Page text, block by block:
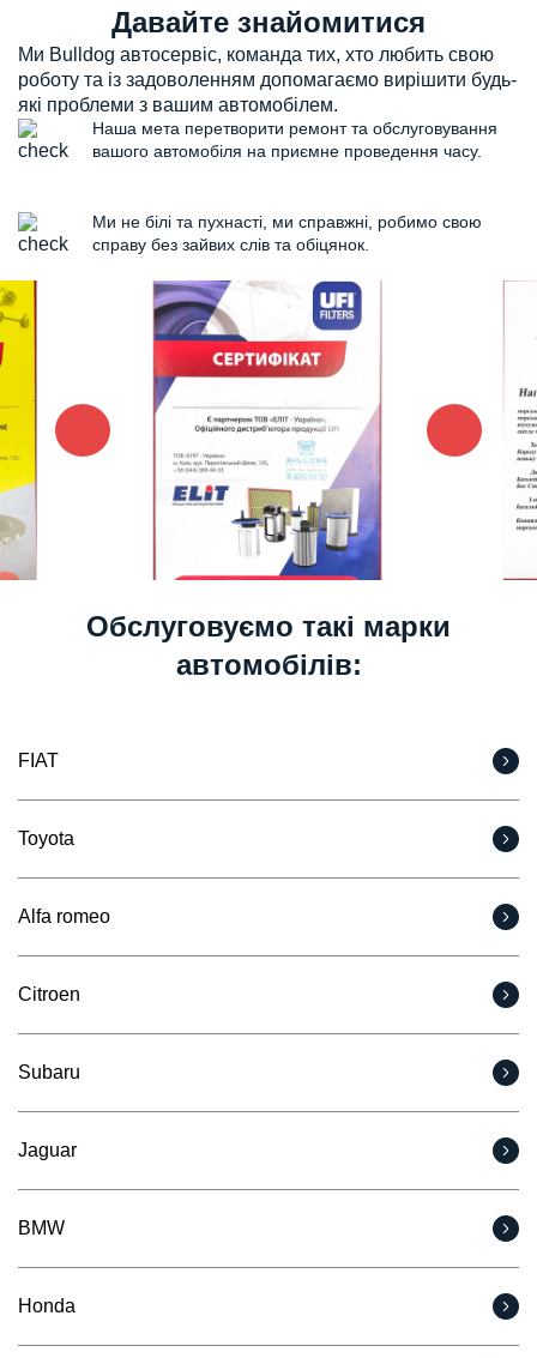
Давайте знайомитися
Ми Bulldog автосервіс, команда тих, хто любить свою
роботу та із задоволенням допомагаємо вирішити будь-
які проблеми з вашим автомобілем.
Наша мета перетворити ремонт та обслуговування
вашого автомобіля на приємне проведення часу.
Ми не білі та пухнасті, ми справжні, робимо свою
справу без зайвих слів та обіцянок.
Обслуговуємо такі марки
автомобілів:
FIAT
Toyota
Alfa romeo
Citroen
Subaru
Jaguar
BMW
Honda